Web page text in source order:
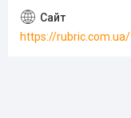
https://rubric.com.ua/